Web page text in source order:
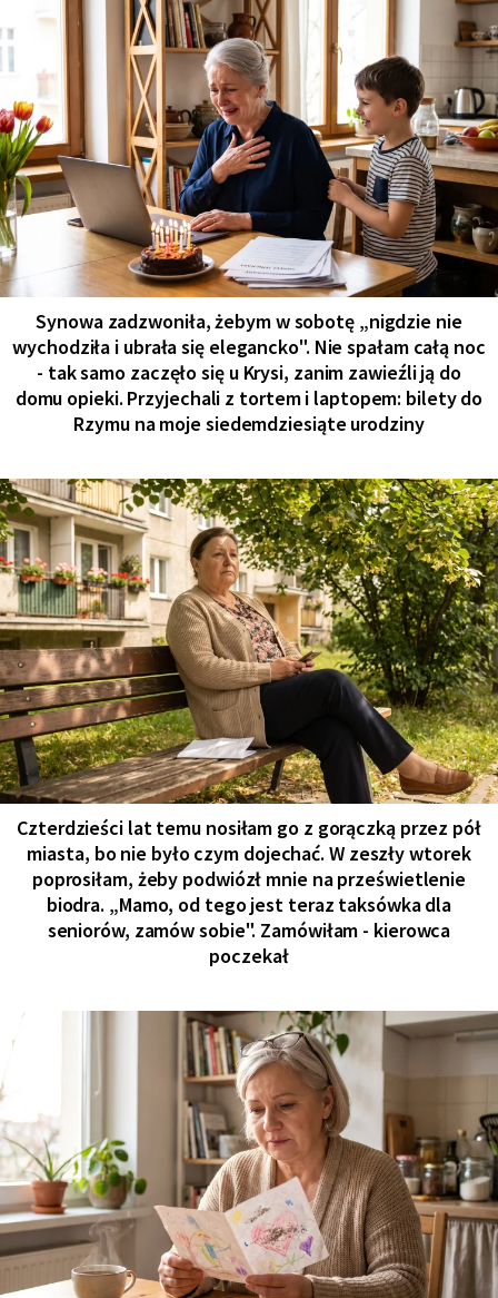
Synowa zadzwoniła, żebym w sobotę „nigdzie nie
wychodziła i ubrała się elegancko". Nie spałam całą noc
- tak samo zaczęło się u Krysi, zanim zawieźli ją do
domu opieki. Przyjechali z tortem i laptopem: bilety do
Rzymu na moje siedemdziesiąte urodziny
Czterdzieści lat temu nosiłam go z gorączką przez pół
miasta, bo nie było czym dojechać. W zeszły wtorek
poprosiłam, żeby podwiózł mnie na prześwietlenie
biodra. „Mamo, od tego jest teraz taksówka dla
seniorów, zamów sobie". Zamówiłam - kierowca
poczekał